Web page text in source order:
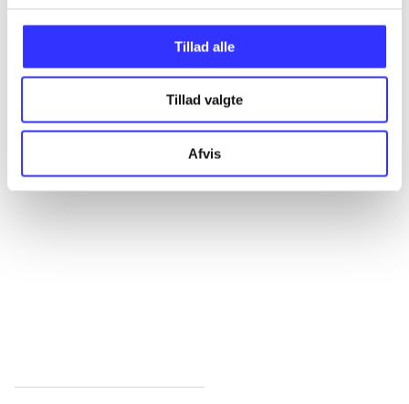
Tillad alle
Tillad valgte
Afvis